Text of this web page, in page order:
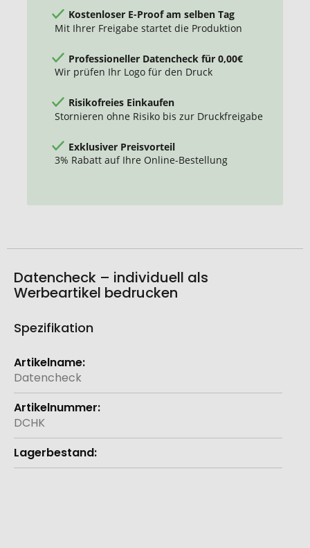
Kostenloser E-Proof am selben Tag
Mit Ihrer Freigabe startet die Produktion
Professioneller Datencheck für 0,00€
Wir prüfen Ihr Logo für den Druck
Risikofreies Einkaufen
Stornieren ohne Risiko bis zur Druckfreigabe
Exklusiver Preisvorteil
3% Rabatt auf Ihre Online-Bestellung
Datencheck – individuell als
Werbeartikel bedrucken
Spezifikation
Weitere
Informationen
Datencheck
DCHK